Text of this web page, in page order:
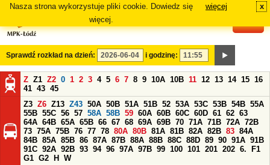
Nasza strona wykorzystuje pliki cookie. Dowiedz się
więcej.
więcej x
Sprawdź rozkład na dzień: i godzinę:
Z Z1 Z2 0 1 2 3 4 5 6 7 8 9 10A 10B 11 12 13 14 15 16
41 43 45
Z3 Z6 Z13 Z43 50A 50B 51A 51B 52 53A 53C 53B 54B 55A
55B 55C 56 57 58A 58B 59 60A 60B 60C 60D 61 62 63
64A 64B 65A 65B 66 67 68 69A 69B 70 71A 71B 72A 72B
73 75A 75B 76 77 78 80A 80B 81A 81B 82A 82B 83 84A
84B 85A 85B 86 87A 87B 88A 88B 88C 88D 89 90 91A 91B
91C 92A 92B 93 94 96 97A 97B 99 100 101 201 202 6.
F1
G1 G2 H
W